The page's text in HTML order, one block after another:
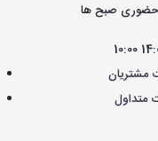
صبح ها
مشتریان
متداول